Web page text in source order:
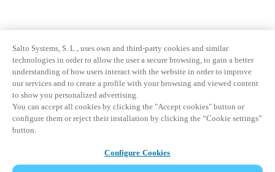
Salto Systems, S. L., uses own and third-party cookies and similar
technologies in order to allow the user a secure browsing, to gain a better
understanding of how users interact with the website in order to improve
our services and to create a profile with your browsing and viewed content
to show you personalized advertising.
You can accept all cookies by clicking the "Accept cookies" button or
configure them or reject their installation by clicking the “Cookie settings”
button.
Configure Cookies